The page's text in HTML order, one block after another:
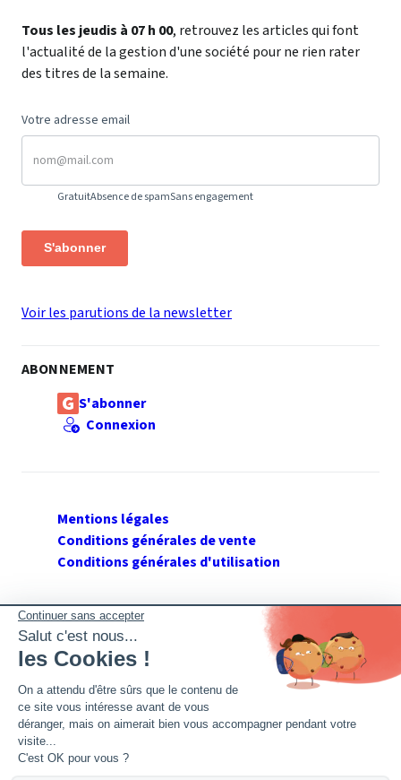
Tous les jeudis à 07 h 00, retrouvez les articles qui font
l'actualité de la gestion d'une société pour ne rien rater
des titres de la semaine.
Votre adresse email
GratuitAbsence de spamSans engagement
S'abonner
Voir les parutions de la newsletter
ABONNEMENT
S'abonner
Connexion
Mentions légales
Conditions générales de vente
Conditions générales d'utilisation
SUIVEZ GERANT DE SARL
Twitter
Facebook